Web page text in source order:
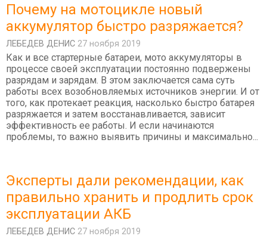
Почему на мотоцикле новый
аккумулятор быстро разряжается?
ЛЕБЕДEВ ДЕНИС 27 ноября 2019
Как и все стартерные батареи, мото аккумуляторы в
процессе своей эксплуатации постоянно подвержены
разрядам и зарядам. В этом заключается сама суть
работы всех возобновляемых источников энергии. И от
того, как протекает реакция, насколько быстро батарея
разряжается и затем восстанавливается, зависит
эффективность ее работы. И если начинаются
проблемы, то важно выявить причины и максимально...
Эксперты дали рекомендации, как
правильно хранить и продлить срок
эксплуатации АКБ
ЛЕБЕДEВ ДЕНИС 27 ноября 2019